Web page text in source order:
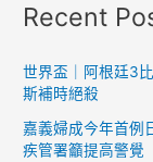
實
化
精
準
彈
Recent
世界盃｜阿根廷3
斯補時絕殺
嘉義婦成今年首例
疾管署籲提高警覺